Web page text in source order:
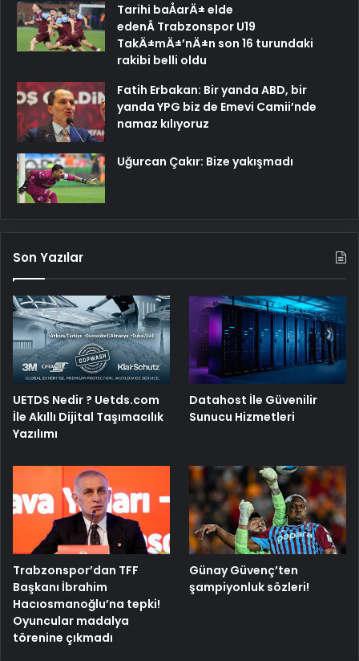
Tarihi baÅarÄ± elde
edenÂ Trabzonspor U19
TakÄ±mÄ±’nÄ±n son 16 turundaki
rakibi belli oldu
Fatih Erbakan: Bir yanda ABD, bir
yanda YPG biz de Emevi Camii’nde
namaz kılıyoruz
Uğurcan Çakır: Bize yakışmadı
Son Yazılar
UETDS Nedir ? Uetds.com
İle Akıllı Dijital Taşımacılık
Yazılımı
Datahost İle Güvenilir
Sunucu Hizmetleri
Trabzonspor’dan TFF
Başkanı İbrahim
Hacıosmanoğlu’na tepki!
Oyuncular madalya
törenine çıkmadı
Günay Güvenç’ten
şampiyonluk sözleri!